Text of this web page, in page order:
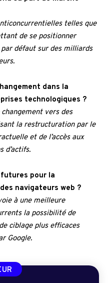
telles que
de se positionner
défaut sur des milliards
dans la
technologiques ?
vers des
la restructuration par le
et de l’accès aux
d’actifs.
pour la
navigateurs web ?
à une meilleure
la possibilité de
ciblage plus efficaces
Google.